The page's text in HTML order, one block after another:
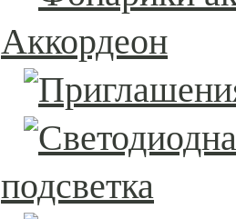
Аккордеон
подсветка